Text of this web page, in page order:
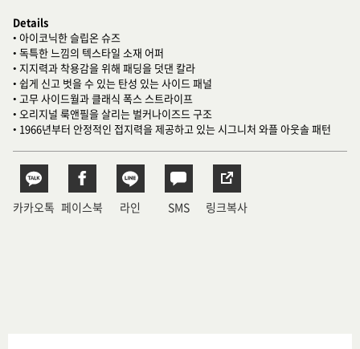
Details
• 아이코닉한 슬립온 슈즈
• 독특한 느낌의 텍스타일 소재 어퍼
• 지지력과 착용감을 위해 패딩을 덧댄 칼라
• 쉽게 신고 벗을 수 있는 탄성 있는 사이드 패널
• 고무 사이드월과 클래식 폭스 스트라이프
• 오리지널 룩앤필을 살리는 벌커나이즈드 구조
• 1966년부터 안정적인 접지력을 제공하고 있는 시그니처 와플 아웃솔 패턴
카카오톡 페이스북 라인 SMS 링크복사